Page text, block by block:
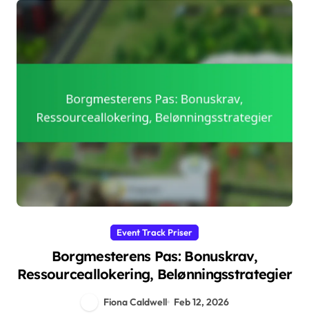
Event Track Priser
Borgmesterens Pas: Bonuskrav,
Ressourceallokering, Belønningsstrategier
Fiona Caldwell Feb 12, 2026